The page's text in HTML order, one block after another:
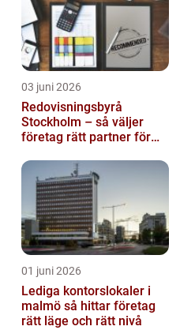
03 juni 2026
Redovisningsbyrå
Stockholm – så väljer
företag rätt partner för
01 juni 2026
Lediga kontorslokaler i
malmö så hittar företag
rätt läge och rätt nivå